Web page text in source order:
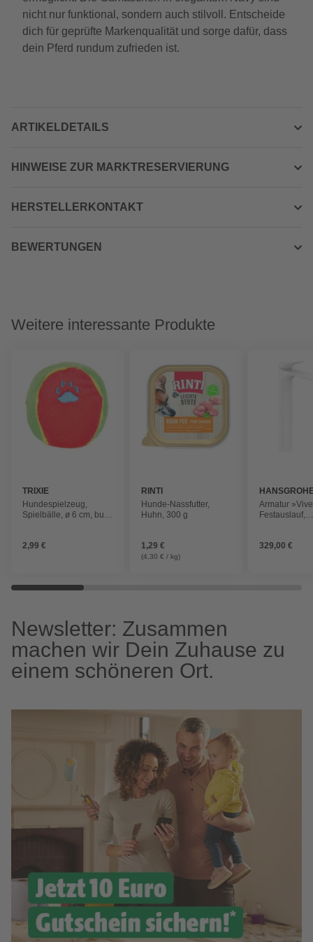
nicht nur funktional, sondern auch stilvoll. Entscheide
dich für geprüfte Markenqualität und sorge dafür, dass
dein Pferd rundum zufrieden ist.
ARTIKELDETAILS
HINWEISE ZUR MARKTRESERVIERUNG
HERSTELLERKONTAKT
BEWERTUNGEN
Weitere interessante Produkte
TRIXIE
Hundespielzeug,
Spielbälle, ø 6 cm, bunt
2,99 €
RINTI
Hunde-Nassfutter,
Huhn, 300 g
1,29 €
(4,30 € / kg)
Armatur
Festauslauf,
329,00 €
Newsletter: Zusammen
machen wir Dein Zuhause zu
einem schöneren Ort.